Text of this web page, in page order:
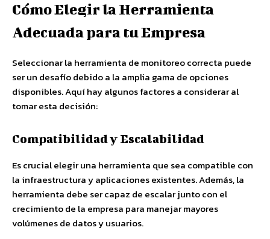
Cómo Elegir la Herramienta
Adecuada para tu Empresa
Seleccionar la herramienta de monitoreo correcta puede
ser un desafío debido a la amplia gama de opciones
disponibles. Aquí hay algunos factores a considerar al
tomar esta decisión:
Compatibilidad y Escalabilidad
Es crucial elegir una herramienta que sea compatible con
la infraestructura y aplicaciones existentes. Además, la
herramienta debe ser capaz de escalar junto con el
crecimiento de la empresa para manejar mayores
volúmenes de datos y usuarios.